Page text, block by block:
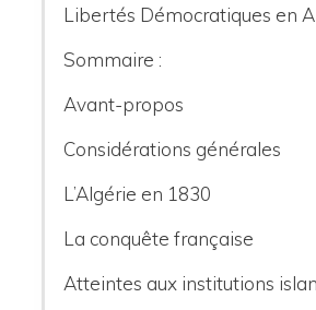
Libertés Démocratiques en
Sommaire :
Avant-propos
Considérations générales
L’Algérie en 1830
La conquête française
Atteintes aux institutions